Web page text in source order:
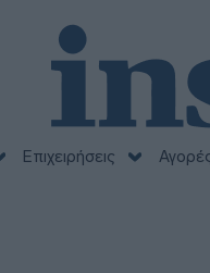
Επιχειρήσεις